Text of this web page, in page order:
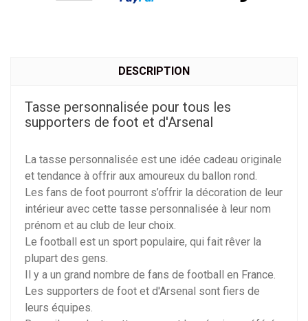
DESCRIPTION
Tasse personnalisée pour tous les
supporters de foot et d'Arsenal
La tasse personnalisée est une idée cadeau originale
et tendance à offrir aux amoureux du ballon rond.
Les fans de foot pourront s’offrir la décoration de leur
intérieur avec cette tasse personnalisée à leur nom
prénom et au club de leur choix.
Le football est un sport populaire, qui fait rêver la
plupart des gens.
Il y a un grand nombre de fans de football en France.
Les supporters de foot et d'Arsenal sont fiers de
leurs équipes.